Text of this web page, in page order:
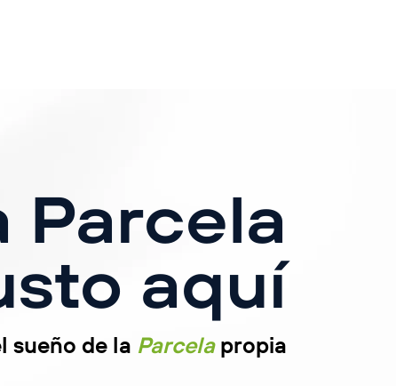
Parcela
aquí
sueño de la Parcelapropia